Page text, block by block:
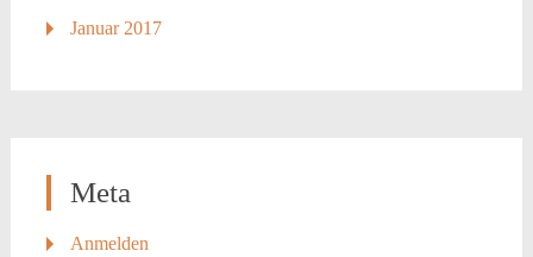
Januar 2017
Meta
Anmelden